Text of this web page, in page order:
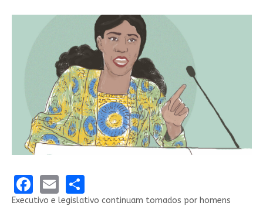
Facebook
EmailShare
Executivo e legislativo continuam tomados por homens